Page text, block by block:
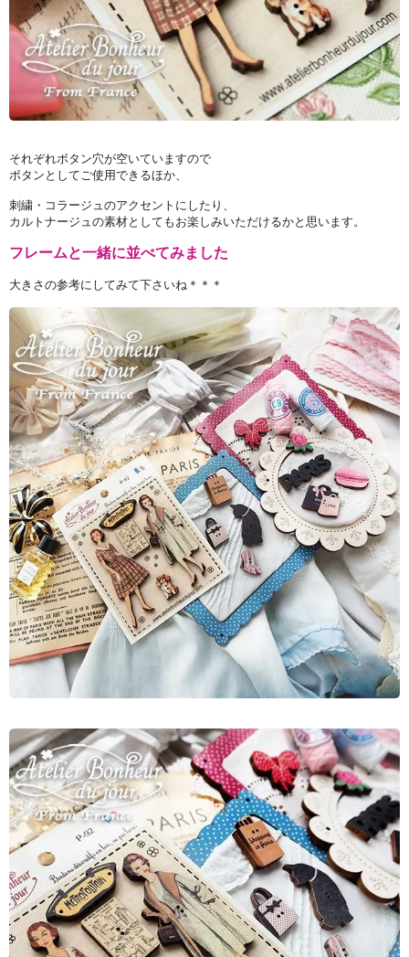
それぞれボタン穴が空いていますので
ボタンとしてご使用できるほか、
刺繍・コラージュのアクセントにしたり、
カルトナージュの素材としてもお楽しみいただけるかと思います。
フレームと一緒に並べてみました
大きさの参考にしてみて下さいね＊＊＊